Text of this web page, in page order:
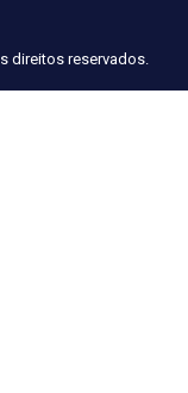
direitos reservados.